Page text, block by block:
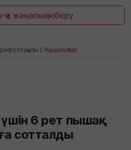
жаңалық жіберу
/ Жаңалықтар
үшін 6 рет пышақ
сотталды